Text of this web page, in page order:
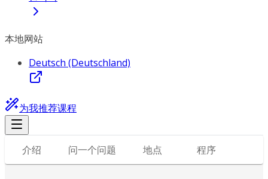
本地网站
Deutsch (Deutschland)
为我推荐课程
介绍 问一个问题 地点 程序